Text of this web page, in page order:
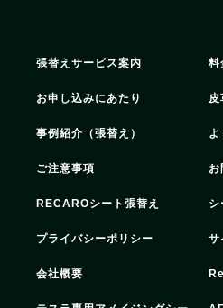
張替えサービス案内 料
お申し込みにあたり 皮
事例紹介（張替え） よ
ご注意事項 お
RECAROシート張替え シ
プライバシーポリシー サ
会社概要